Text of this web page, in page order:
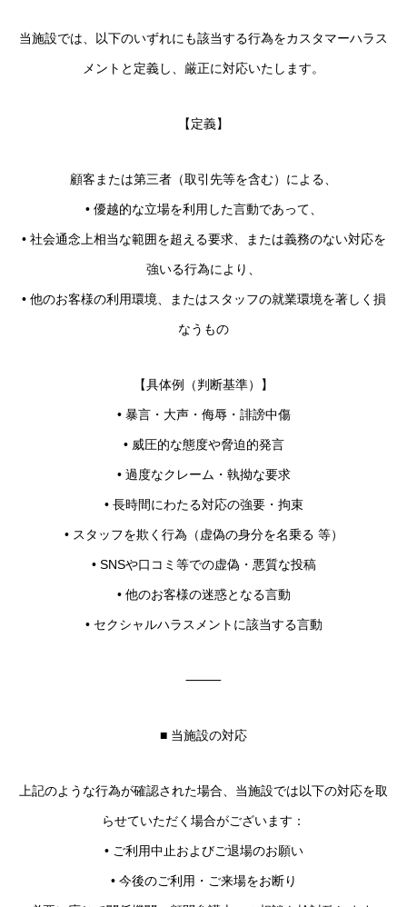
当施設では、以下のいずれにも該当する行為をカスタマーハラス
メントと定義し、厳正に対応いたします。
【定義】
顧客または第三者（取引先等を含む）による、
• 優越的な立場を利用した言動であって、
• 社会通念上相当な範囲を超える要求、または義務のない対応を
強いる行為により、
• 他のお客様の利用環境、またはスタッフの就業環境を著しく損
なうもの
【具体例（判断基準）】
• 暴言・大声・侮辱・誹謗中傷
• 威圧的な態度や脅迫的発言
• 過度なクレーム・執拗な要求
• 長時間にわたる対応の強要・拘束
• スタッフを欺く行為（虚偽の身分を名乗る 等）
• SNSや口コミ等での虚偽・悪質な投稿
• 他のお客様の迷惑となる言動
• セクシャルハラスメントに該当する言動
⸻
■ 当施設の対応
上記のような行為が確認された場合、当施設では以下の対応を取
らせていただく場合がございます：
• ご利用中止およびご退場のお願い
• 今後のご利用・ご来場をお断り